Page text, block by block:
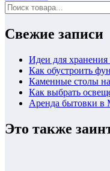
Свежие записи
Идеи для
Как обустроить
Каменные столы на
Как выбрать
Аренда бытовки в
Это также